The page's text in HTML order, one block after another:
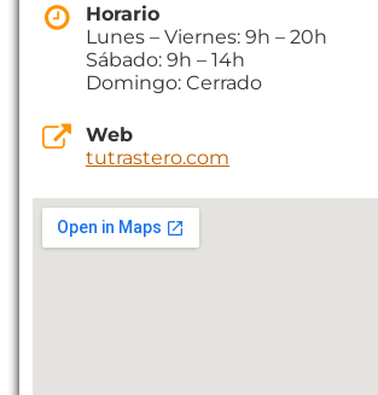
Horario
Lunes – Viernes: 9h – 20h
Sábado: 9h – 14h
Domingo: Cerrado
Web
tutrastero.com